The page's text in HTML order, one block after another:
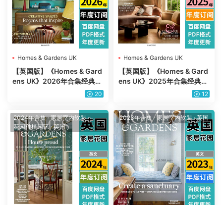
Homes & Gardens UK
【英国版】《Homes & Gard
ens UK》2026年合集经典住
宅室内软装家居花园设计PDF
20
Homes & Gardens UK
【英国版】《Homes & Gard
ens UK》2025年合集经典住
宅室内软装家居花园设计PDF
12
2024年合集·家居室内软装·
花园种植园艺·英国
2023年合集·家居室内软装·英国